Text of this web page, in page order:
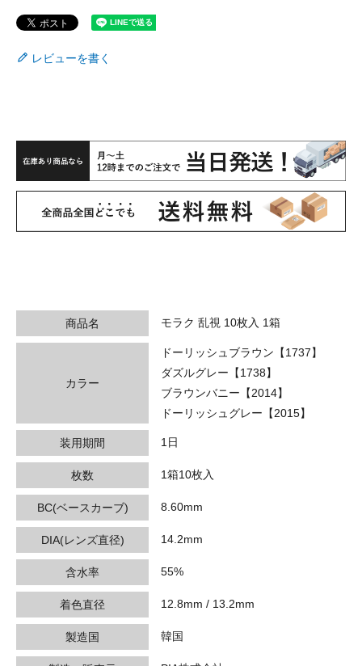
レビューを書く
商品名 モラク 乱視 10枚入 1箱
カラー
ドーリッシュブラウン【1737】
ダズルグレー【1738】
ブラウンバニー【2014】
ドーリッシュグレー【2015】
装用期間 1日
枚数 1箱10枚入
BC(ベースカーブ) 8.60mm
DIA(レンズ直径) 14.2mm
含水率 55%
着色直径 12.8mm / 13.2mm
製造国 韓国